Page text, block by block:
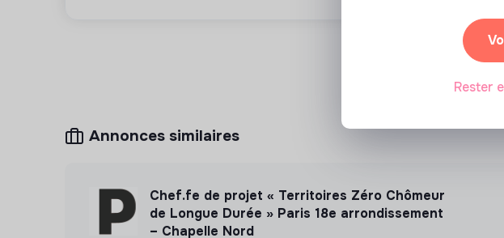
Autres avantages : accès à un restaurant d’entreprise avec
possibilité de participation aux formations et évènements proposés
Annonces similaires
Chef.fe de projet « Territoires Zéro Chômeur
de Longue Durée » Paris 18e arrondissement
– Chapelle Nord
Rester